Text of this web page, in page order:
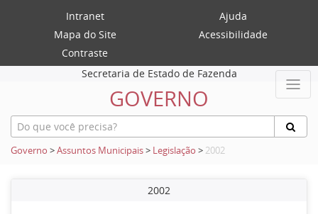
Intranet
Ajuda
Mapa do Site
Acessibilidade
Contraste
Secretaria de Estado de Fazenda
GOVERNO
Governo >Assuntos Municipais> Legislação > 2002
2002